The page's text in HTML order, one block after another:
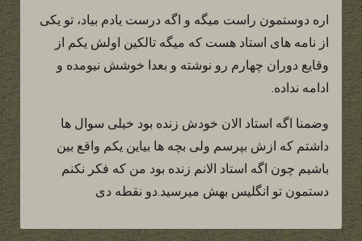
اره دوستمون راست میگه و اگه درست یادم بیاد، تو یکی
از نامه های استاد هست که میگه تالکین اولش یکم از
وقایع دوران چهارم رو نوشته و بعدا خوشش نیومده و
ادامه نداده.
وضمنا اگه استاد الان خودش زنده بود خیلی سوال ها
داشتم که ازش بپرسم ولی بچه ها بیاین یکم واقع بین
باشیم چون اگه استاد الانم زنده بود من که فکر نکنم
دستمون تو انگلیس بهش میرسید.دو نقطه دی